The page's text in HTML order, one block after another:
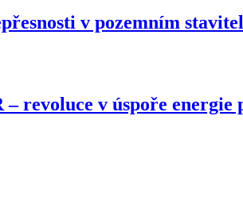
v pozemním
revoluce v úspoře energie